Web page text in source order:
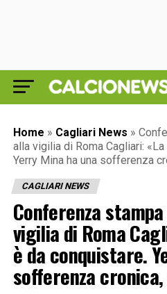
Home » Cagliari News »
alla vigilia di Roma Cagliari:
Yerry Mina ha una sofferenza
CAGLIARI NEWS
Conferenza
vigilia di Roma
è da conquistare.
sofferenza